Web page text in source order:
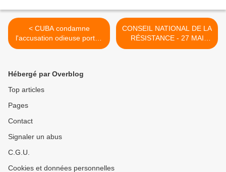
< CUBA condamne
l'accusation odieuse portée
contre le Guide de la
CONSEIL NATIONAL DE LA
RÉSISTANCE - 27 MAI
1943 - 27 MAI 2026 [ARAC]
Hébergé par Overblog
Top articles
Pages
Contact
Signaler un abus
C.G.U.
Cookies et données personnelles